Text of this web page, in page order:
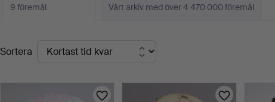
9 föremål
Vårt arkiv med över 4 470 000 föremål
Pågående
auktioner
Sortera